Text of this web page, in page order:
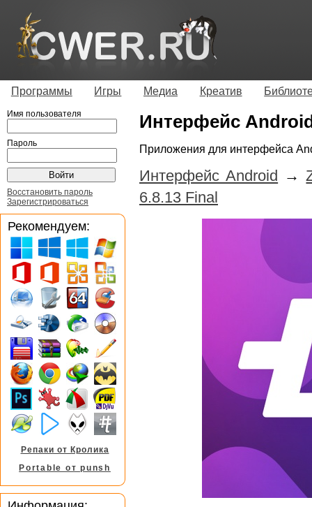
Программы Игры Медиа Креатив
Интерфейс
Приложения для интерфейса
Интерфейс Android →
6.8.13 Final
Имя пользователя
Пароль
Восстановить пароль
Зарегистрироваться
Рекомендуем:
Репаки от Кролика
Portable от punsh